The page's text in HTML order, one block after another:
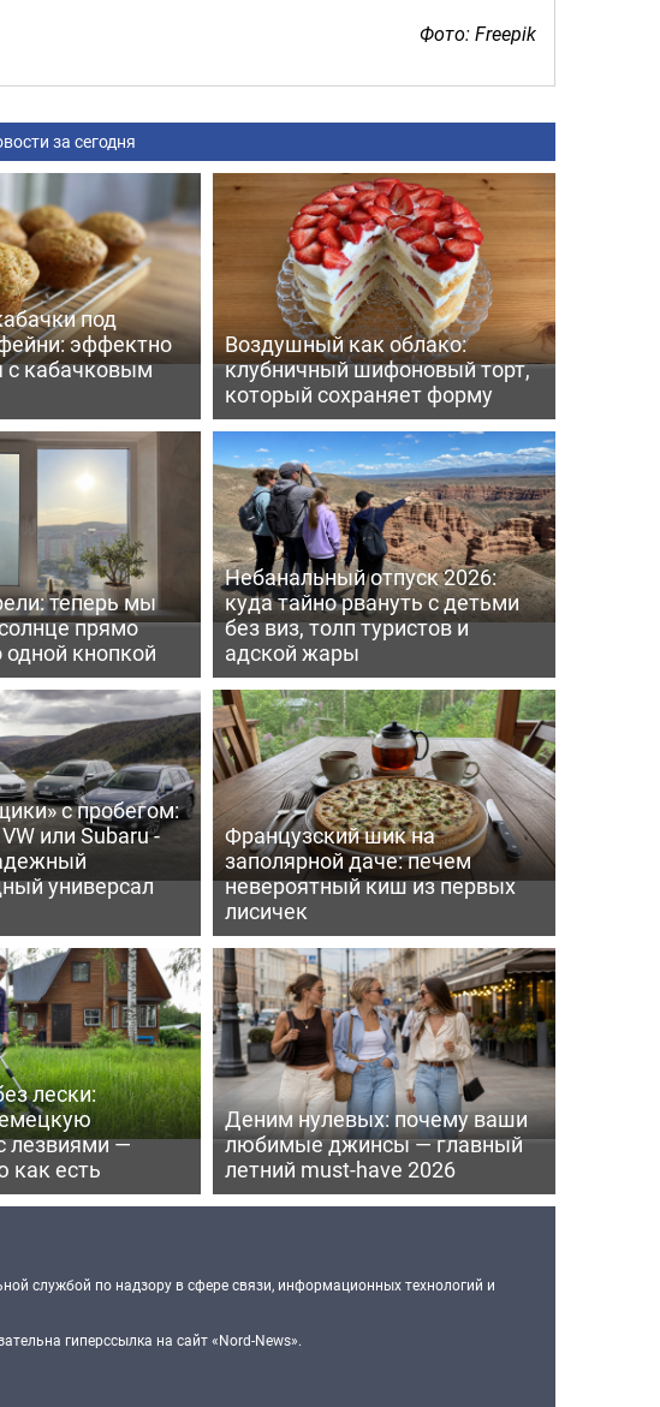
Фото: Freepik
за сегодня
под
эффектно
с кабачковым
Воздушный как облако:
клубничный шифоновый торт,
который сохраняет форму
теперь мы
прямо
одной кнопкой
Небанальный отпуск 2026:
куда тайно рвануть с детьми
без виз, толп туристов и
адской жары
с пробегом:
или Subaru -
универсал
Французский шик на
заполярной даче: печем
невероятный киш из первых
лисичек
лески:
лезвиями —
как есть
Деним нулевых: почему ваши
любимые джинсы — главный
летний must-have 2026
службой по надзору в сфере связи, информационных технологий и
гиперссылка на сайт «Nord-News».